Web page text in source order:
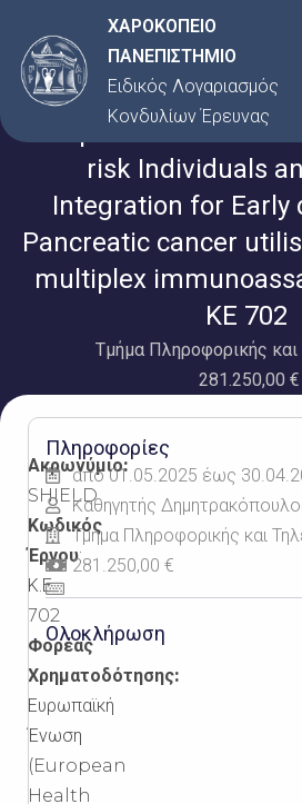
στο
περιεχόμενο
ΧΑΡΟΚΟΠΕΙΟ
ΠΑΝΕΠΙΣΤΗΜΙΟ
Ειδικός Λογαριασμός
Κονδυλίων Έρευνας
Comprehensive
risk Individuals
Integration for Early
Pancreatic cancer
multiplex
KE 702
Τμήμα Πληροφορικής και
281.250,00 €
Ακρωνύμιο:
SHIELD
Κωδικός
Έργου:
Κ.Ε.
702
Φορέας
Χρηματοδότησης:
Ευρωπαϊκή
Ένωση
(European
Health
Πληροφορίες
από 01.05.2025 έως
Καθηγητής
Τμήμα Πληροφορικής και
281.250,00 €
Ολοκλήρωση